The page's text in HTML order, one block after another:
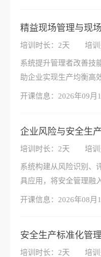
精益现场管理与现
培训时长：2天 培训
系统提升管理者改善技
助企业实现生产均衡高
开课信息： 2026年09月
企业风险与安全生
培训时长：2天 培训
系统构建从风险识别、
具应用，将安全管理融
开课信息： 2026年08月
安全生产标准化管理
培训时长：2天 培训